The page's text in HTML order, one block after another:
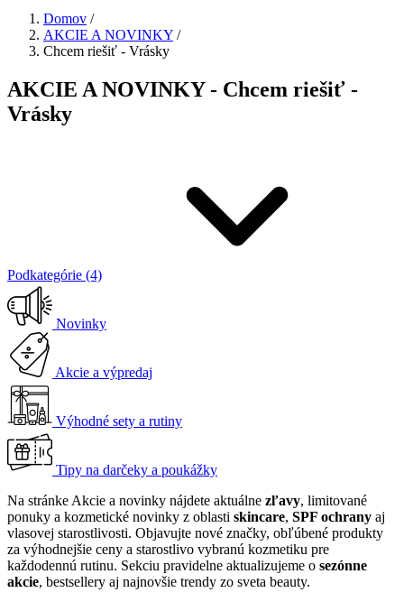
Domov /
AKCIE A NOVINKY /
Chcem riešiť - Vrásky
AKCIE A NOVINKY - Chcem riešiť -
Vrásky
Podkategórie (4)
Novinky
Akcie a výpredaj
Výhodné sety a rutiny
Tipy na darčeky a poukážky
Na stránke Akcie a novinky nájdete aktuálne zľavy, limitované
ponuky a kozmetické novinky z oblasti skincare, SPF ochrany aj
vlasovej starostlivosti. Objavujte nové značky, obľúbené produkty
za výhodnejšie ceny a starostlivo vybranú kozmetiku pre
každodennú rutinu. Sekciu pravidelne aktualizujeme o sezónne
akcie, bestsellery aj najnovšie trendy zo sveta beauty.